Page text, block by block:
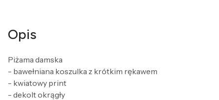
Opis
Piżama damska
- bawełniana koszulka z krótkim rękawem
- kwiatowy print
- dekolt okrągły